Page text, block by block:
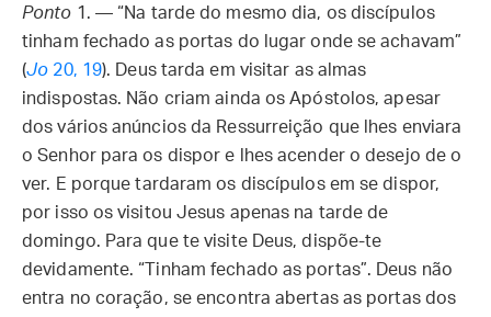
Ponto 1. — “Na tarde do mesmo dia, os discípulos
tinham fechado as portas do lugar onde se achavam”
(Jo 20, 19). Deus tarda em visitar as almas
indispostas. Não criam ainda os Apóstolos, apesar
dos vários anúncios da Ressurreição que lhes enviara
o Senhor para os dispor e lhes acender o desejo de o
ver. E porque tardaram os discípulos em se dispor,
por isso os visitou Jesus apenas na tarde de
domingo. Para que te visite Deus, dispõe-te
devidamente. “Tinham fechado as portas”. Deus não
entra no coração, se encontra abertas as portas dos